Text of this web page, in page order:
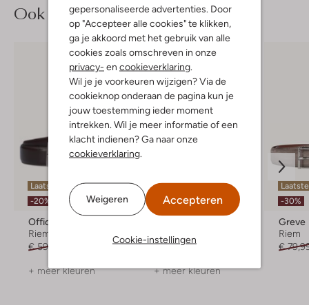
gepersonaliseerde advertenties. Door
op "Accepteer alle cookies" te klikken,
ga je akkoord met het gebruik van alle
cookies zoals omschreven in onze
privacy- en cookieverklaring
Wil je je voorkeuren wijzigen? Via de
cookieknop onderaan de pagina kun je
jouw toestemming ieder moment
intrekken. Wil je meer informatie of een
klacht indienen? Ga naar onze
cookieverklaring
Weigeren Accepteren
Cookie-instellingen
Ook iets voor jou?
Laatste item
-20%
Officine Napoli
Riem
€ 59,95
+ meer kleuren
Laatste maten
€ 99,95
+ meer kleuren
-30%
Greve
Riem
€